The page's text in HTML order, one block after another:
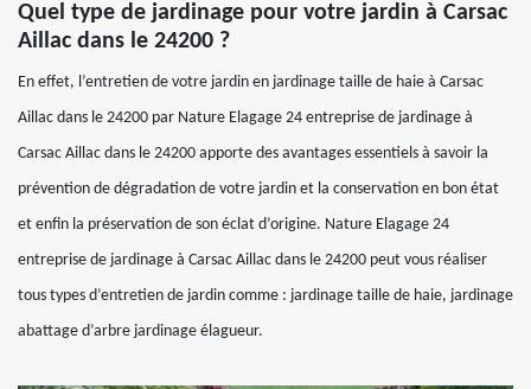
Quel type de jardinage pour votre jardin à Carsac
Aillac dans le 24200 ?
En effet, l’entretien de votre jardin en jardinage taille de haie à Carsac
Aillac dans le 24200 par Nature Elagage 24 entreprise de jardinage à
Carsac Aillac dans le 24200 apporte des avantages essentiels à savoir la
prévention de dégradation de votre jardin et la conservation en bon état
et enfin la préservation de son éclat d’origine. Nature Elagage 24
entreprise de jardinage à Carsac Aillac dans le 24200 peut vous réaliser
tous types d’entretien de jardin comme : jardinage taille de haie, jardinage
abattage d’arbre jardinage élagueur.